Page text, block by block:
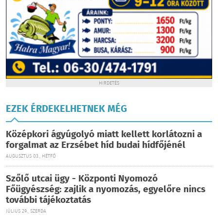
HIRDETÉS
EZEK ÉRDEKELHETNEK MÉG
Középkori ágyúgolyó miatt kellett korlátozni a
forgalmat az Erzsébet híd budai hídfőjénél
AUGUSZTUS 03., HÉTFŐ
Szőlő utcai ügy - Központi Nyomozó
Főügyészség: zajlik a nyomozás, egyelőre nincs
további tájékoztatás
JÚLIUS 29., SZERDA